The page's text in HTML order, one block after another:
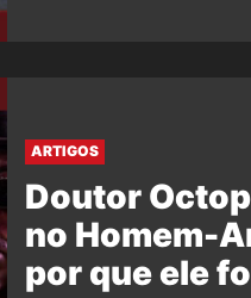
ARTIGOS
Doutor
no Homem-
por que ele